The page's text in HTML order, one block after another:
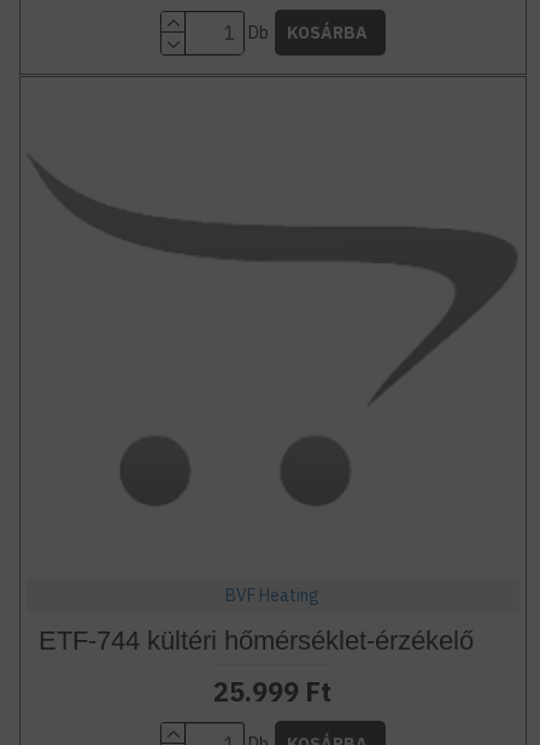
Db KOSÁRBA
BVF Heating
ETF-744 kültéri hőmérséklet-érzékelő
25.999 Ft